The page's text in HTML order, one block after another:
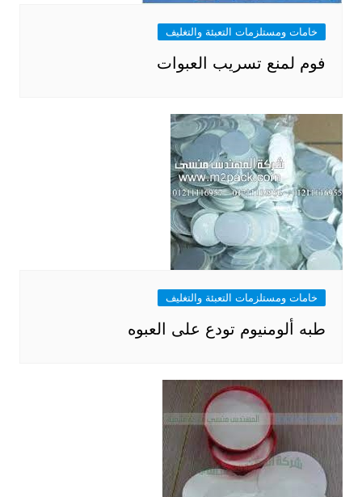
خامات ومستلزمات التعبئة والتغليف
فوم لمنع تسريب العبوات
خامات ومستلزمات التعبئة والتغليف
طبه ألومنيوم تودع على العبوه